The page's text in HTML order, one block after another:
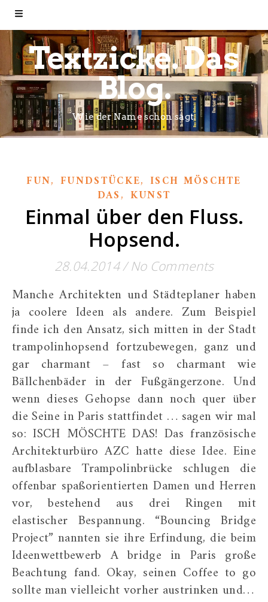
Textzicke. Das
Blog.
Wie der Name schon sagt.
FUN,FUNDSTÜCKE,ISCH MÖSCHTE
DAS, KUNST
Einmal über den Fluss.
Hopsend.
28.04.2014/ No Comments
Manche Architekten und Städteplaner haben
ja coolere Ideen als andere. Zum Beispiel
finde ich den Ansatz, sich mitten in der Stadt
trampolinhopsend fortzubewegen, ganz und
gar charmant – fast so charmant wie
Bällchenbäder in der Fußgängerzone. Und
wenn dieses Gehopse dann noch quer über
die Seine in Paris stattfindet … sagen wir mal
so: ISCH MÖSCHTE DAS! Das französische
Architekturbüro AZC hatte diese Idee. Eine
aufblasbare Trampolinbrücke schlugen die
offenbar spaßorientierten Damen und Herren
vor, bestehend aus drei Ringen mit
elastischer Bespannung. “Bouncing Bridge
Project” nannten sie ihre Erfindung, die beim
Ideenwettbewerb A bridge in Paris große
Beachtung fand. Okay, seinen Coffee to go
sollte man vielleicht vorher austrinken und…